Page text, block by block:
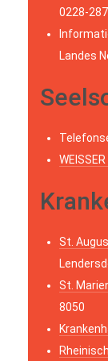
0228-
Landes
WEISSER
St.
St.
8050